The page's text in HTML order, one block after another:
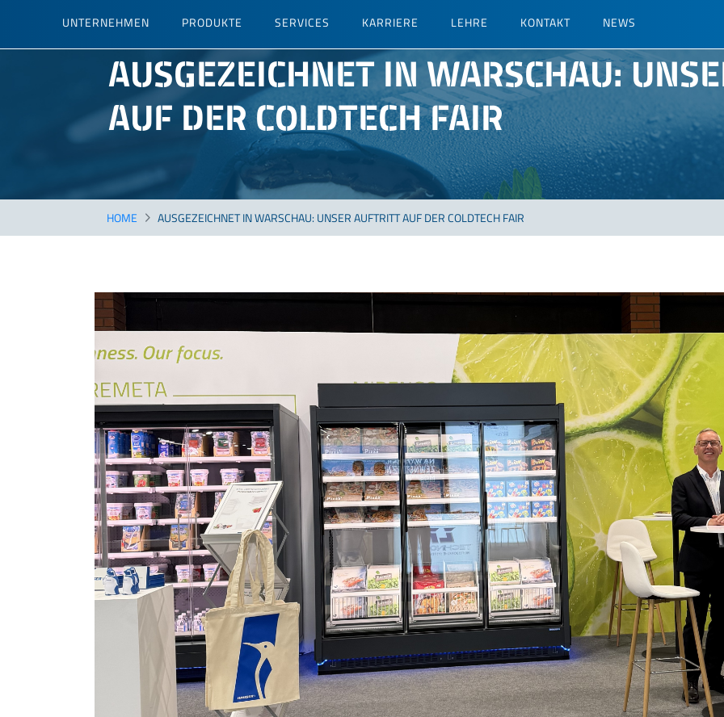
Inhalt
UNTERNEHMEN PRODUKTE SERVICES KARRIERE LEHRE KONTAKT NEWS
AUSGEZEICHNET IN WARSCHAU:
AUF DER COLDTECH FAIR
HOME AUSGEZEICHNET IN WARSCHAU: UNSER AUFTRITT AUF DER COLDTECH FAIR